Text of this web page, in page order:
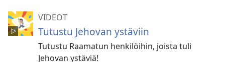
VIDEOT
Tutustu Jehovan ystäviin
Tutustu Raamatun henkilöihin, joista tuli
Jehovan ystäviä!